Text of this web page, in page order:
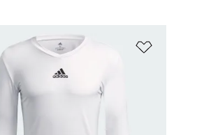
Ekle